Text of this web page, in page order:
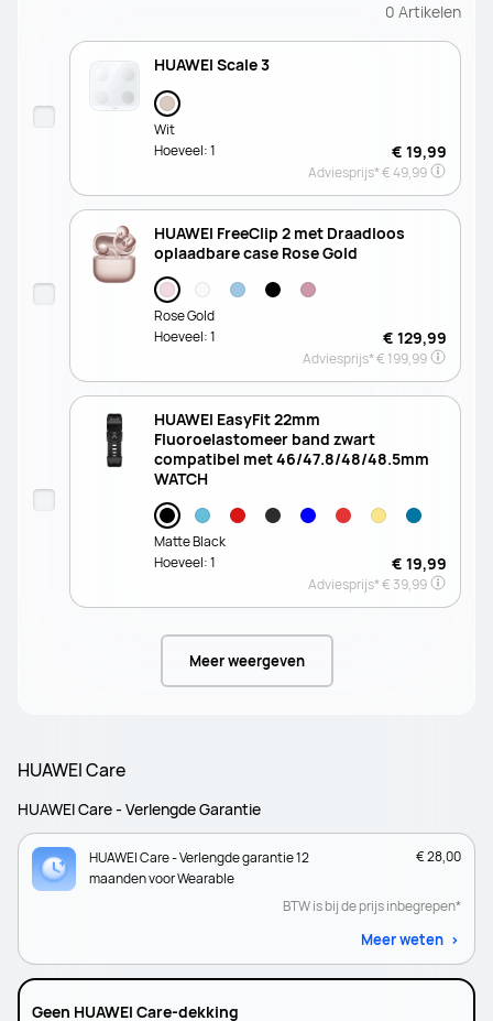
0 Artikelen
HUAWEI Scale 3
Wit
€ 19,99
Adviesprijs*€ 49,99
Hoeveel:1
HUAWEI FreeClip 2 met Draadloos
oplaadbare case Rose Gold
Rose Gold
€ 129,99
Adviesprijs*€ 199,99
Hoeveel:1
HUAWEI EasyFit 22mm
Fluoroelastomeer band zwart
compatibel met 46/47.8/48/48.5mm
WATCH
Matte Black
€ 19,99
Adviesprijs*€ 39,99
Hoeveel:1
Meer weergeven
HUAWEI Care
HUAWEI Care - Verlengde Garantie
HUAWEI Care - Verlengde garantie 12
maanden voor Wearable
€ 28,00
BTW is bij de prijs inbegrepen*
Meer weten
Geen HUAWEI Care-dekking